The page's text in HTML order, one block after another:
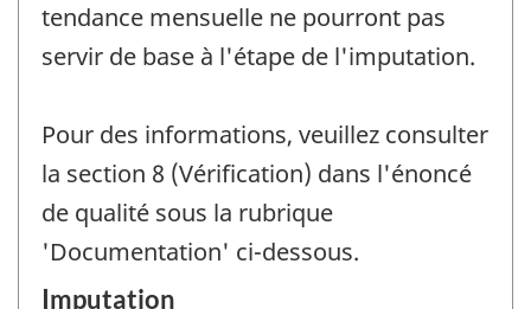
tendance mensuelle ne pourront pas
servir de base à l'étape de l'imputation.
Pour des informations, veuillez consulter
la section 8 (Vérification) dans l'énoncé
de qualité sous la rubrique
'Documentation' ci-dessous.
Imputation